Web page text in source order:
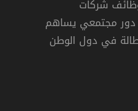
دوام كامل
شركات
مجتمعي يساهم
في دول الوطن